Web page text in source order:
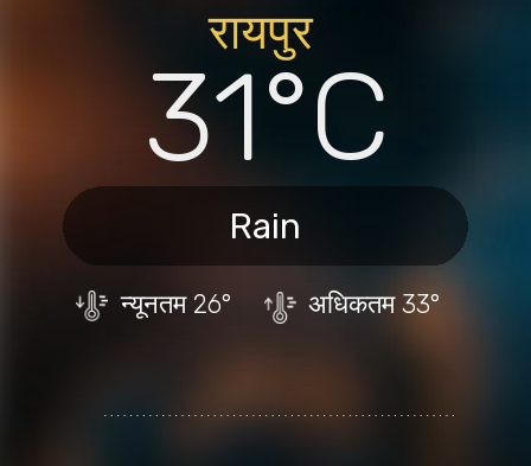
31°C
रायपुर
Rain
न्यूनतम26° अधिकतम33°